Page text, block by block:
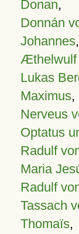
Donan,
Donnán
Johannes,
Æthelwulf
Lukas
Maximus,
Nerveus
Optatus
Radulf
Maria
Radulf
Tassach
Thomaïs,